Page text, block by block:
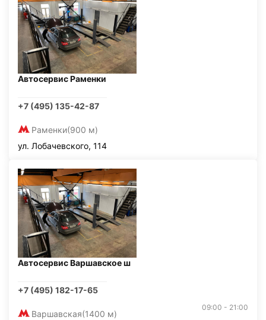
Автосервис Раменки
+7 (495) 135-42-87
Раменки(900 м)
ул. Лобачевского, 114
Автосервис Варшавское ш
+7 (495) 182-17-65
Варшавская(1400 м)
09:00 - 21:00